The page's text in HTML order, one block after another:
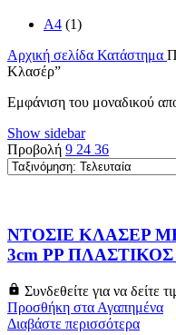
A4 (1)
Αρχική σελίδα Κατάστημα
Κλασέρ”
Εμφάνιση του μοναδικού
Show sidebar
Προβολή 9 24 36
ΝΤΟΣΙΕ ΚΛΑΣΕΡ ΜΕ
3cm PP
Συνδεθείτε για να δείτε
Προσθήκη στα Αγαπημένα
Διαβάστε περισσότερα